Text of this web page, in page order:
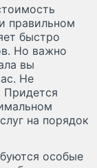
правильном
быстро
Но важно
вы
Не
Придется
на порядок
особые